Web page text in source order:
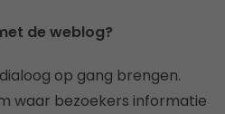
de weblog?
op gang brengen.
waar bezoekers informatie